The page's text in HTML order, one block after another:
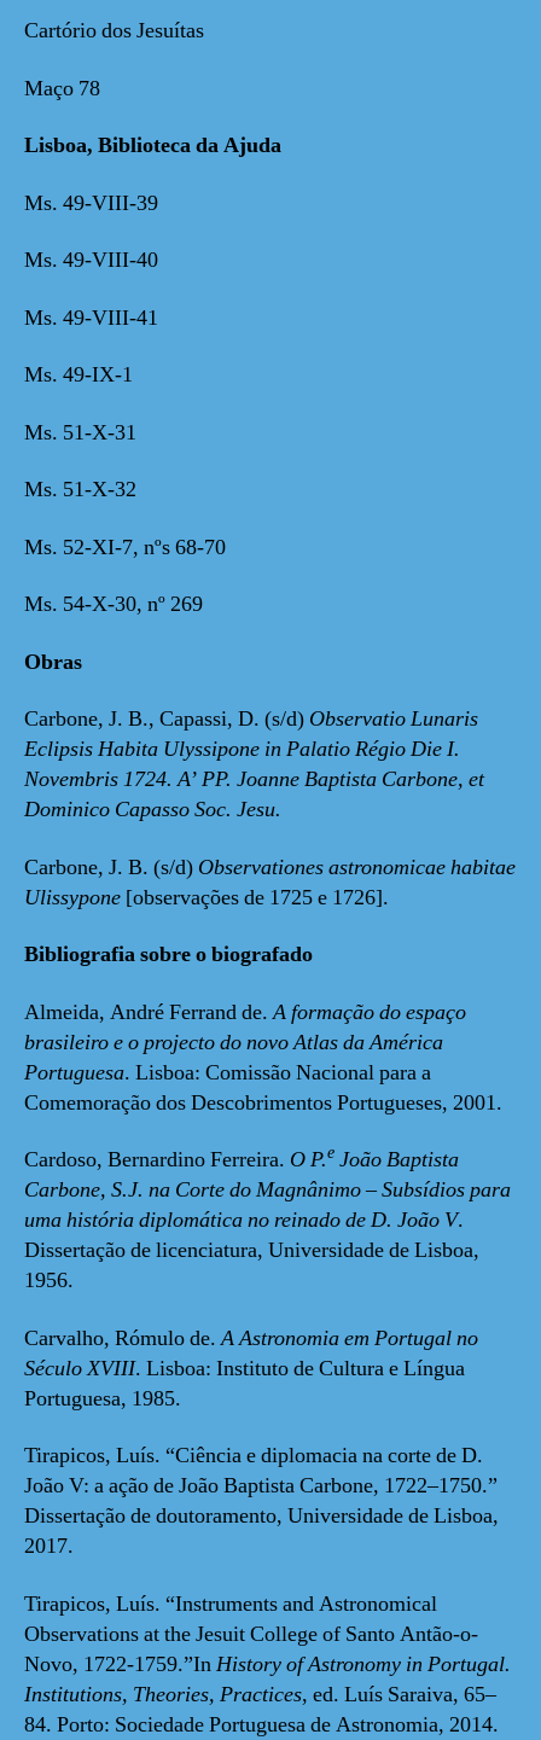
Cartório dos Jesuítas
Maço 78
Lisboa, Biblioteca da Ajuda
Ms. 49-VIII-39
Ms. 49-VIII-40
Ms. 49-VIII-41
Ms. 49-IX-1
Ms. 51-X-31
Ms. 51-X-32
Ms. 52-XI-7, nºs 68-70
Ms. 54-X-30, nº 269
Obras
Carbone, J. B., Capassi, D. (s/d) Observatio Lunaris
Eclipsis Habita Ulyssipone in Palatio Régio Die I.
Novembris 1724. A’ PP. Joanne Baptista Carbone, et
Dominico Capasso Soc. Jesu.
Carbone, J. B. (s/d) Observationes astronomicae habitae
Ulissypone [observações de 1725 e 1726].
Bibliografia sobre o biografado
Almeida, André Ferrand de.A formação do espaço
brasileiro e o projecto do novo Atlas da América
Portuguesa. Lisboa: Comissão Nacional para a
Comemoração dos Descobrimentos Portugueses, 2001.
Cardoso, Bernardino Ferreira. O P.e João Baptista
Carbone, S.J. na Corte do Magnânimo – Subsídios para
uma história diplomática no reinado de D. João V.
Dissertação de licenciatura, Universidade de Lisboa,
1956.
Carvalho, Rómulo de.A Astronomia em Portugal no
Século XVIII. Lisboa: Instituto de Cultura e Língua
Portuguesa, 1985.
Tirapicos, Luís. “Ciência e diplomacia na corte de D.
João V: a ação de João Baptista Carbone, 1722–1750.”
Dissertação de doutoramento, Universidade de Lisboa,
2017.
Tirapicos, Luís. “Instruments and Astronomical
Observations at the Jesuit College of Santo Antão-o-
Novo, 1722-1759.”InHistory of Astronomy in Portugal.
Institutions, Theories, Practices, ed. Luís Saraiva, 65–
84. Porto: Sociedade Portuguesa de Astronomia, 2014.